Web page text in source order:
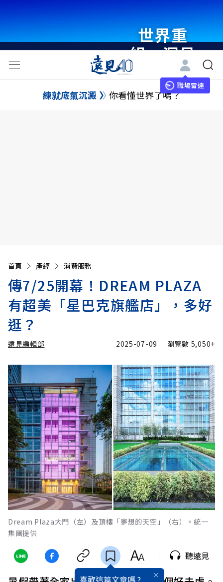
世界重
組・洞見
未來 與
世界領袖
職場雷達
練就底氣沉澱 你看懂世界了嗎？
首頁 產經 消費服務
傳7/25開幕！DREAM PLAZA
有超美「星巴克旗艦店」，多好
逛？
遠見編輯部 2025-07-09 瀏覽數 5,050+
Dream Plaza大門（左）及頂樓「夢想的天空」（右）。統一
集團提供
喜歡這篇文章嗎 ?
聽遠見